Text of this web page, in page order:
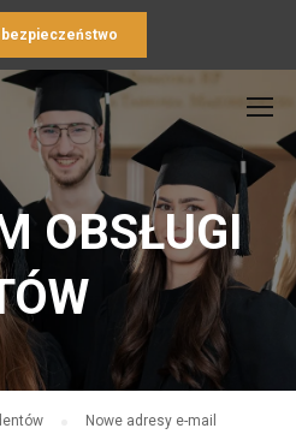
OBSŁUGI
Nowe adresy e-mail